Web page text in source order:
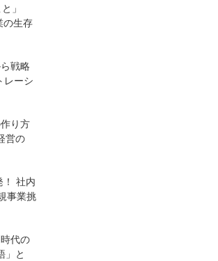
」
の生存
戦略
レーシ
り方
営の
！ 社内
事業挑
代の
」と